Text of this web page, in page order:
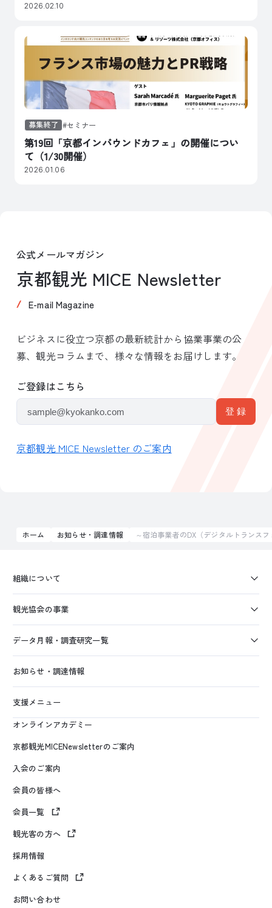
2026.02.10
募集終了 セミナー
第19回「京都インバウンドカフェ」の開催につい
て（1/30開催）
2026.01.06
公式メールマガジン
京都観光 MICE Newsletter
E-mail Magazine
ビジネスに役立つ京都の最新統計から協業事業の公
募、観光コラムまで、様々な情報をお届けします。
ご登録はこちら
京都観光 MICE Newsletter のご案内
ホーム お知らせ・調達情報 ～宿泊事業者のDX（デジタルトランス
組織について
観光協会の事業
データ月報・調査研究一覧
お知らせ・調達情報
支援メニュー
オンラインアカデミー
京都観光MICENewsletterのご案内
入会のご案内
会員の皆様へ
会員一覧
観光客の方へ
採用情報
よくあるご質問
お問い合わせ